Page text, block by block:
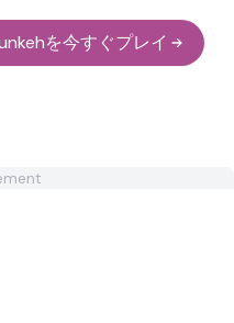
を今すぐプレイ